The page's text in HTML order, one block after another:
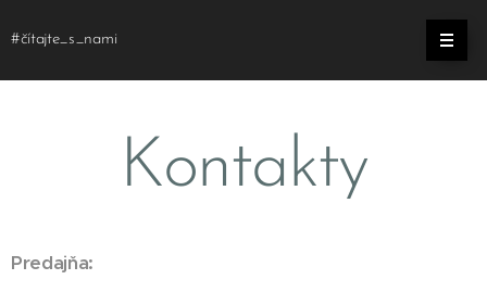
#čítajte_s_nami
Kontakty
Predajňa: